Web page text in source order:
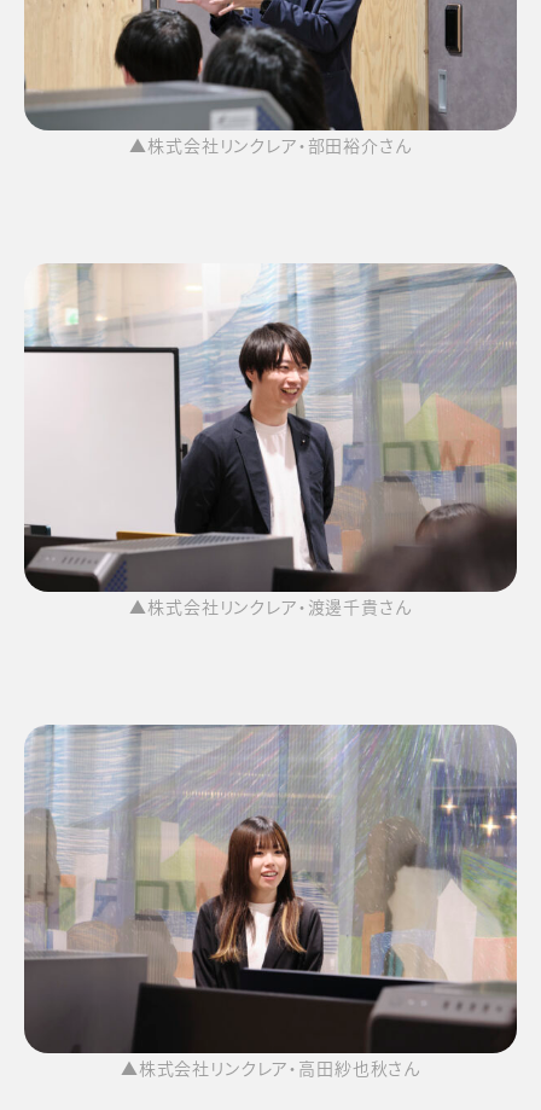
▲株式会社リンクレア・部田裕介さん
▲株式会社リンクレア・渡邊千貴さん
▲株式会社リンクレア・高田紗也秋さん